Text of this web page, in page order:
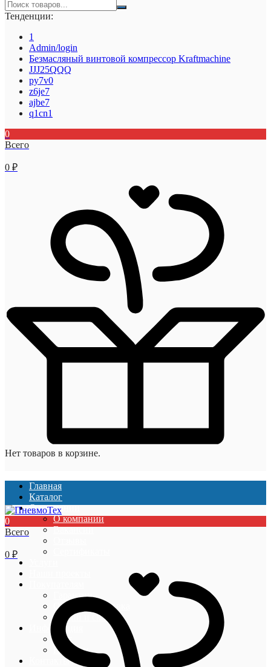
Тенденции:
1
Admin/login
Безмасляный винтовой компрессор Kraftmaсhine
JJJ25QQQ
py7v0
z6je7
ajbe7
q1cn1
0
Всего
0 ₽
Нет товаров в корзине.
Главная
Каталог
О компании
О компании
Вакансии
Гарантии
Оплата и доставка
Акции и скидки
Информация
Блог
Новости
Контакты
0
Всего
0 ₽